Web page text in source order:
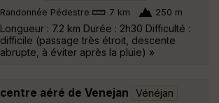
Randonnée Pédestre 7 km 250 m
Longueur : 7.2 km Durée : 2h30 Difficulté :
difficile (passage très étroit, descente
abrupte, à éviter après la pluie) »
centre aéré de Venejan Vénéjan